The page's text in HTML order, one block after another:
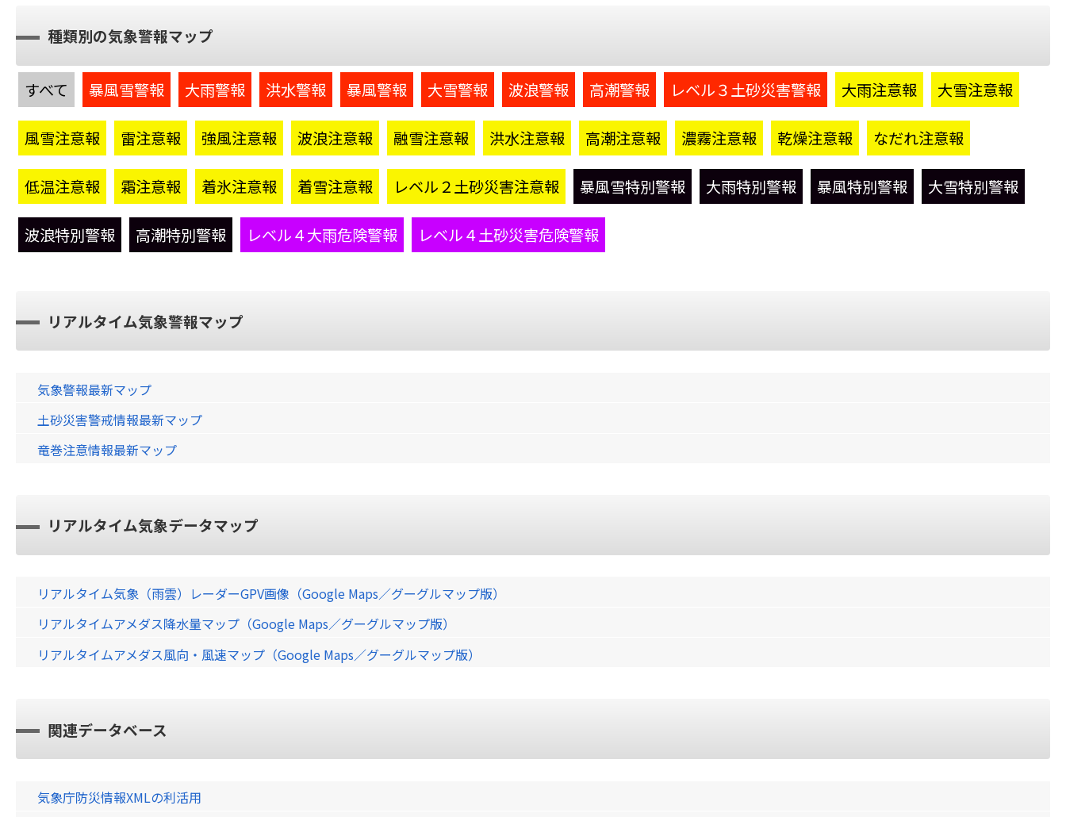
種類別の気象警報マップ
すべて 暴風雪警報 大雨警報 洪水警報 暴風警報 大雪警報 波浪警報 高潮警報 レベル３土砂災害警報 大雨注意報 大雪注意報
風雪注意報 雷注意報 強風注意報 波浪注意報 融雪注意報 洪水注意報 高潮注意報 濃霧注意報 乾燥注意報 なだれ注意報
低温注意報 霜注意報 着氷注意報 着雪注意報 レベル２土砂災害注意報 暴風雪特別警報 大雨特別警報 暴風特別警報 大雪特別警報
波浪特別警報 高潮特別警報 レベル４大雨危険警報 レベル４土砂災害危険警報
リアルタイム気象警報マップ
気象警報最新マップ
土砂災害警戒情報最新マップ
竜巻注意情報最新マップ
リアルタイム気象データマップ
リアルタイム気象（雨雲）レーダーGPV画像（Google Maps／グーグルマップ版）
リアルタイムアメダス降水量マップ（Google Maps／グーグルマップ版）
リアルタイムアメダス風向・風速マップ（Google Maps／グーグルマップ版）
関連データベース
気象庁防災情報XMLの利活用